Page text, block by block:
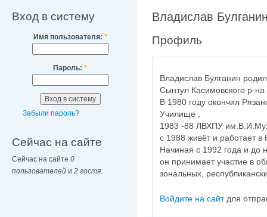
Вход в систему
Имя пользователя: *
Пароль: *
Забыли пароль?
Сейчас на сайте
Сейчас на сайте 0
пользователей и 2 гостя
Владислав
Профиль
Владислав Булганин
Сынтул Касимовского р-на
В 1980 году окончил
Училище ,
1983 -88 ЛВХПУ
с 1988 живёт и работает в
Начиная с 1992 года и до
он принимает участие в
зональных,
Войдите на сайтдля